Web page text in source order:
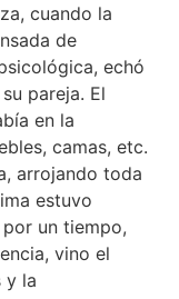
cuando la
de
echó
pareja. El
en la
camas, etc.
arrojando toda
estuvo
un tiempo,
vino el
y la